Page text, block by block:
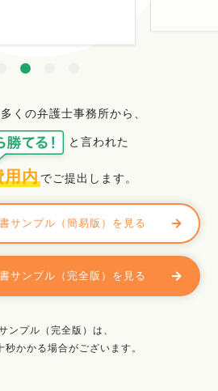
くの弁護士事務所から、
と言われた
用内でご提出します。
サンプル（簡易版）を見る
サンプル（完全版）を見る
ンプル（完全版）は、
かかる場合がございます。